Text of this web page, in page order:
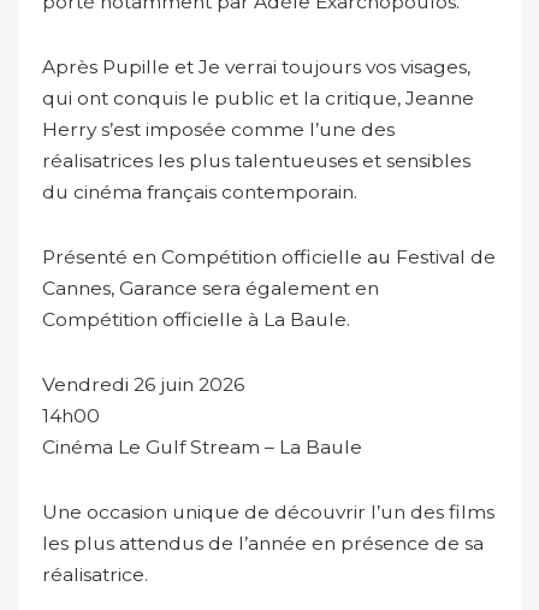
Après Pupille et Je verrai toujours vos visages,
qui ont conquis le public et la critique, Jeanne
Herry s’est imposée comme l’une des
réalisatrices les plus talentueuses et sensibles
du cinéma français contemporain.
Présenté en Compétition officielle au Festival de
Cannes, Garance sera également en
Compétition officielle à La Baule.
Vendredi 26 juin 2026
14h00
Cinéma Le Gulf Stream – La Baule
Une occasion unique de découvrir l’un des films
les plus attendus de l’année en présence de sa
réalisatrice.